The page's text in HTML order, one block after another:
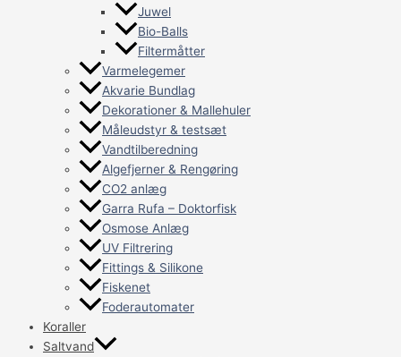
Juwel
Bio-Balls
Filtermåtter
Varmelegemer
Akvarie Bundlag
Dekorationer & Mallehuler
Måleudstyr & testsæt
Vandtilberedning
Algefjerner & Rengøring
CO2 anlæg
Garra Rufa – Doktorfisk
Osmose Anlæg
UV Filtrering
Fittings & Silikone
Fiskenet
Foderautomater
Koraller
Saltvand